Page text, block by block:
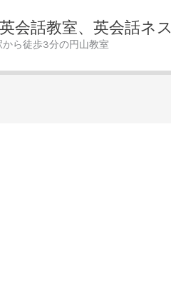
会話教室、英会話ネス
ら徒歩3分の円山教室